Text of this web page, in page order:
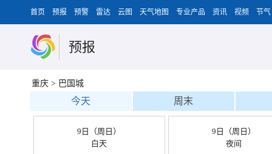
首页 预报 预警 雷达 云图 天气地图 专业产品 资讯 视频 节气
预报
重庆 > 巴国城
今天 周末
9日（周日）
白天
9日（周日）
夜间